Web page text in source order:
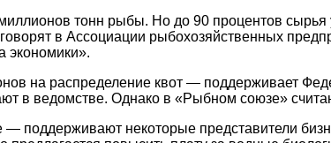
тонн рыбы. Но до 90 процентов
в Ассоциации рыбохозяйственных
экономики».
на распределение квот — поддерживает
в ведомстве. Однако в «Рыбном союзе»
поддерживают некоторые представители